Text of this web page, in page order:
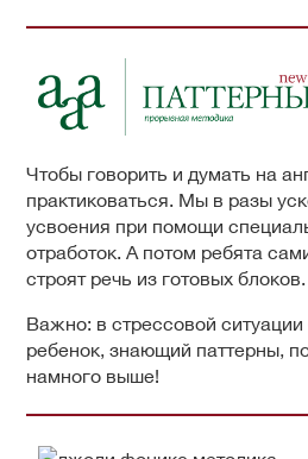
Чтобы говорить и думать на
практиковаться. Мы в разы
усвоения при помощи
отработок. А потом ребята
строят речь из готовых блоков.
Важно: в стрессовой
ребенок, знающий паттерны,
намного выше!